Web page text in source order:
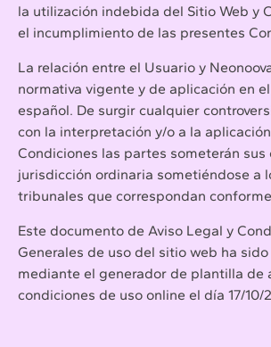
la utilización indebida del Sitio Web y
el incumplimiento de las presentes
La relación entre el Usuario y
normativa vigente y de aplicación en
español. De surgir cualquier
con la interpretación y/o a la
Condiciones las partes someterán sus
jurisdicción ordinaria sometiéndose a
tribunales que correspondan
Este documento de Aviso Legal y
Generales de uso del sitio web ha
mediante el generador de plantilla de
condiciones de uso online el día 17/10/